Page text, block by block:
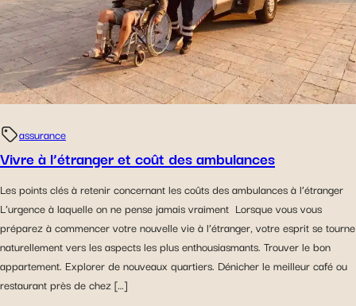
assurance
Vivre à l’étranger et coût des ambulances
Les points clés à retenir concernant les coûts des ambulances à l’étranger
L’urgence à laquelle on ne pense jamais vraiment Lorsque vous vous
préparez à commencer votre nouvelle vie à l’étranger, votre esprit se tourne
naturellement vers les aspects les plus enthousiasmants. Trouver le bon
appartement. Explorer de nouveaux quartiers. Dénicher le meilleur café ou
restaurant près de chez […]